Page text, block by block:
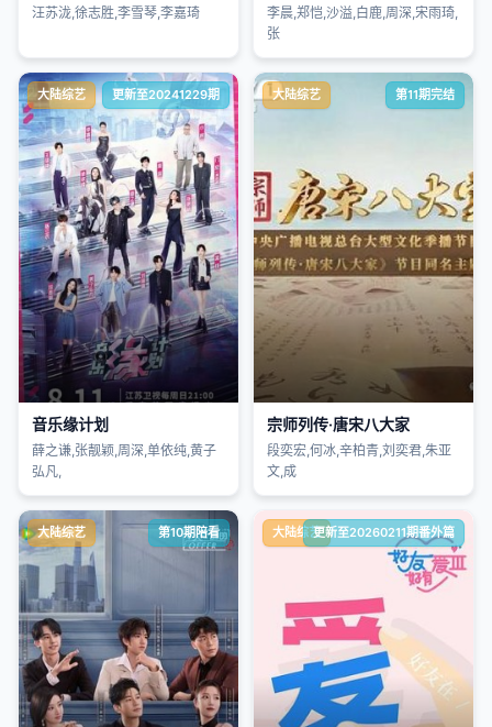
汪苏泷,徐志胜,李雪琴,李嘉琦
李晨,郑恺,沙溢,白鹿,周深,宋雨琦,
张
大陆综艺 更新至20241229期
音乐缘计划
薛之谦,张靓颖,周深,单依纯,黄子
弘凡,
大陆综艺 第11期完结
宗师列传·唐宋八大家
段奕宏,何冰,辛柏青,刘奕君,朱亚
文,成
大陆综艺 第10期陪看 大陆综艺更新至20260211期番外篇